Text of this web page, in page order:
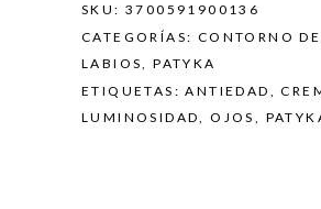
SKU: 3700591900136
CATEGORÍAS: CONTORNO
LABIOS,PATYKA
ETIQUETAS:ANTIEDAD ,
LUMINOSIDAD,OJOS ,